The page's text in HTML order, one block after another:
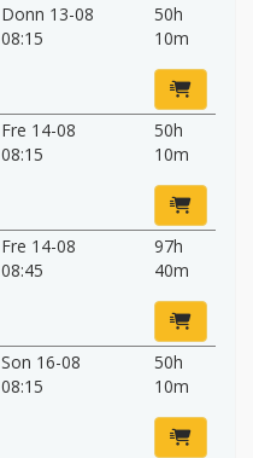
Donn 13-08
08:15
50h
10m
Fre 14-08
08:15
50h
10m
Fre 14-08
08:45
97h
40m
Son 16-08
08:15
50h
10m